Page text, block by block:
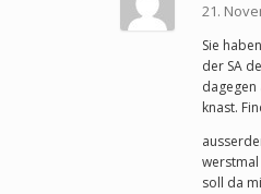
21.
Sie
der SA
knast.
soll da